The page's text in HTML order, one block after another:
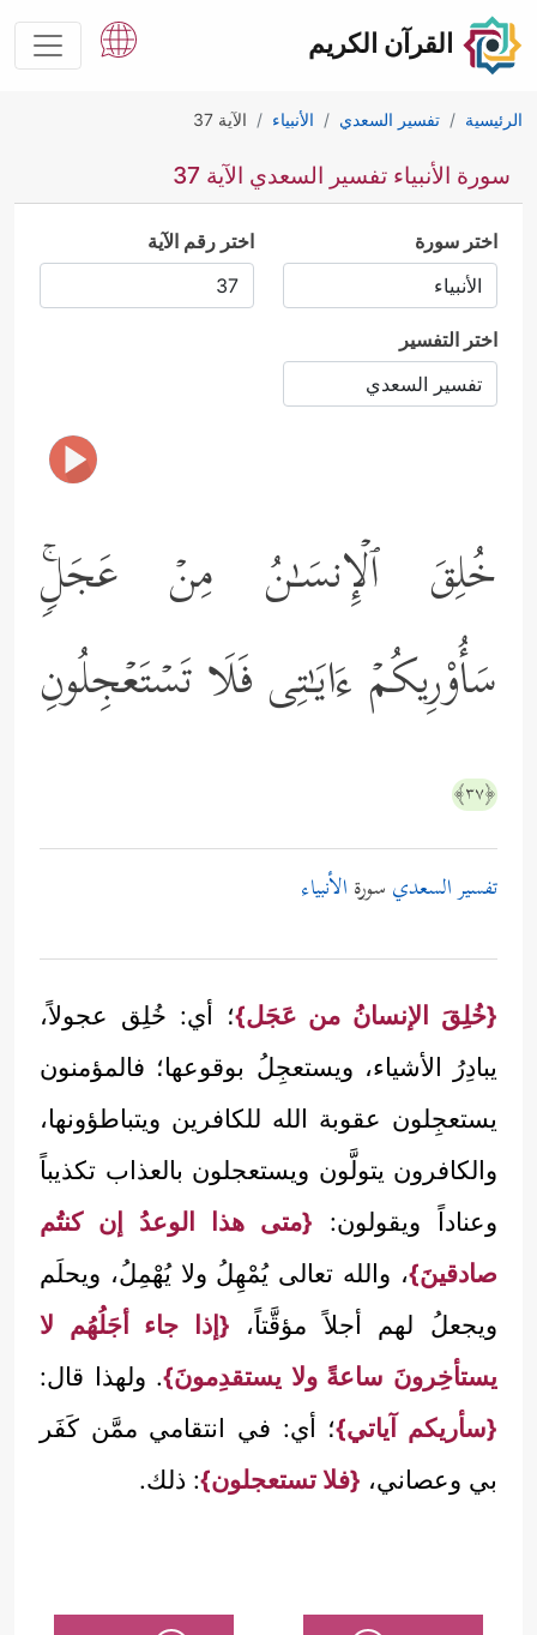
القرآن الكريم
الرئيسية تفسير السعدي الأنبياء الآية 37
سورة الأنبياء تفسير السعدي الآية 37
اختر سورة اختر رقم الآية
اختر التفسير
خُلِقَ ٱلۡإِنسَـٰنُ مِنۡ عَجَلࣲۚ
سَأُوْرِیكُمۡ ءَایَـٰتِی فَلَا تَسۡتَعۡجِلُونِ
﴿٣٧﴾
تفسير السعدي سورة الأنبياء
{خُلِقَ الإنسانُ من عَجَل}؛ أي: خُلِق عجولاً،
يبادِرُ الأشياء، ويستعجِلُ بوقوعها؛ فالمؤمنون
يستعجِلون عقوبة الله للكافرين ويتباطؤونها،
والكافرون يتولَّون ويستعجلون بالعذاب تكذيباً
وعناداً ويقولون: {متى هذا الوعدُ إن كنتُم
صادقينَ}، والله تعالى يُمْهِلُ ولا يُهْمِلُ، ويحلَم
ويجعلُ لهم أجلاً مؤقَّتاً، {إذا جاء أجَلُهُم لا
يستأخِرونَ ساعةً ولا يستقدِمونَ}. ولهذا قال:
{سأريكم آياتي}؛ أي: في انتقامي ممَّن كَفَر
بي وعصاني، {فلا تستعجلون}: ذلك.